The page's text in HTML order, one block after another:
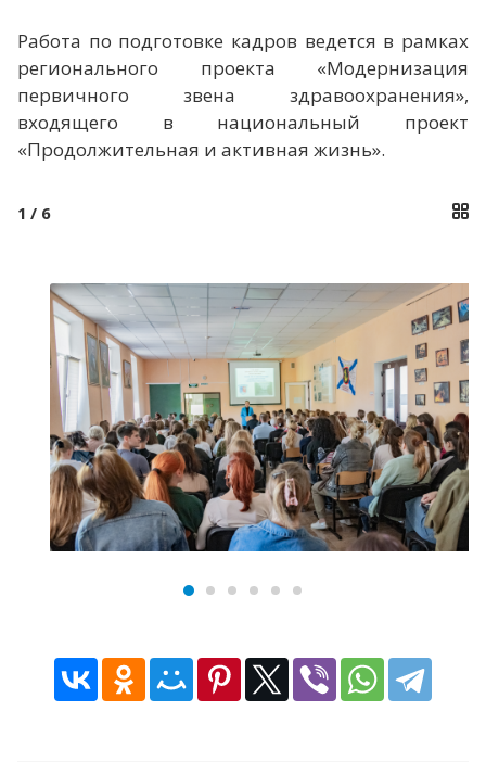
Работа по подготовке кадров ведется в рамках
регионального проекта «Модернизация
первичного звена здравоохранения»,
входящего в национальный проект
«Продолжительная и активная жизнь».
1 / 6